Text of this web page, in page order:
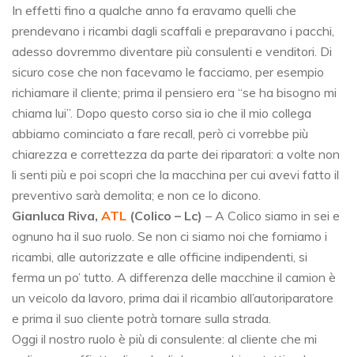
In effetti fino a qualche anno fa eravamo quelli che
prendevano i ricambi dagli scaffali e preparavano i pacchi,
adesso dovremmo diventare più consulenti e venditori. Di
sicuro cose che non facevamo le facciamo, per esempio
richiamare il cliente; prima il pensiero era “se ha bisogno mi
chiama lui”. Dopo questo corso sia io che il mio collega
abbiamo cominciato a fare recall, però ci vorrebbe più
chiarezza e correttezza da parte dei riparatori: a volte non
li senti più e poi scopri che la macchina per cui avevi fatto il
preventivo sarà demolita; e non ce lo dicono.
Gianluca Riva, ATL (Colico – Lc) – A Colico siamo in sei e
ognuno ha il suo ruolo. Se non ci siamo noi che forniamo i
ricambi, alle autorizzate e alle officine indipendenti, si
ferma un po’ tutto. A differenza delle macchine il camion è
un veicolo da lavoro, prima dai il ricambio all’autoriparatore
e prima il suo cliente potrà tornare sulla strada.
Oggi il nostro ruolo è più di consulente: al cliente che mi